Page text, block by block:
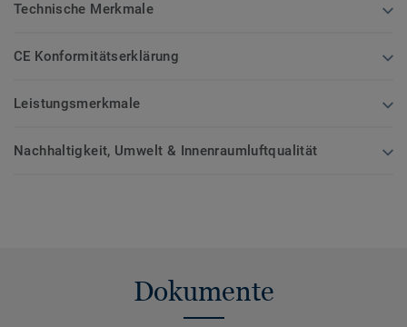
Technische Merkmale
CE Konformitätserklärung
Leistungsmerkmale
Nachhaltigkeit, Umwelt & Innenraumluftqualität
Dokumente